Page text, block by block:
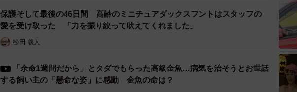
保護そして最後の46日間 高齢のミニチュアダックスフントはスタッフの
愛を受け取った 「力を振り絞って吠えてくれました」
松田 義人
「余命1週間だから」とタダでもらった高級金魚…病気を治そうとお世話
する飼い主の「懸命な姿」に感動 金魚の命は？